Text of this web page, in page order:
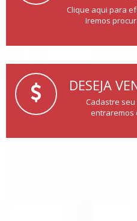
Clique aqui para
Iremos
DESEJA
Cadastre
entraremos